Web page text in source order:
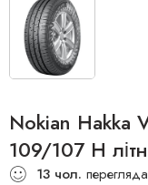
Nokian Hakka
109/107 H
13 чол.